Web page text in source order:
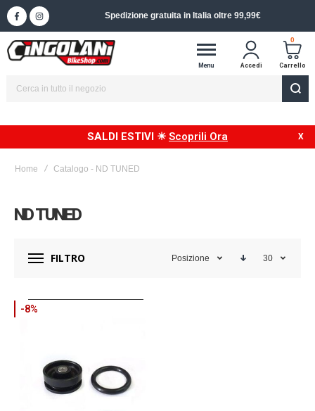
Spedizione in 24/48h in Italia
Menu Accedi
0
Carrello
SALDI ESTIVI ☀ Scoprili Ora
Home Catalogo - ND TUNED
ND TUNED
FILTRO Posizione 30
-8%